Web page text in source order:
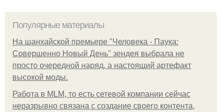
Популярные материалы
На шанхайской премьере "Человека - Паука:
Совершенно Новый День" зендея выбрала не
просто очередной наряд, а настоящий артефакт
высокой моды.
Работа в MLM, то есть сетевой компании сейчас
неразрывно связана с создание своего контента,